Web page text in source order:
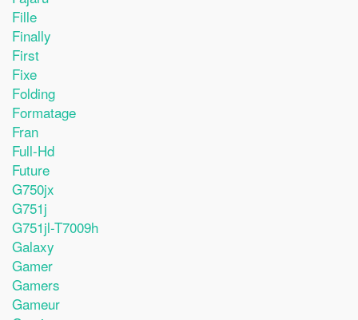
Fille
Finally
First
Fixe
Folding
Formatage
Fran
Full-Hd
Future
G750jx
G751j
G751jl-T7009h
Galaxy
Gamer
Gamers
Gameur